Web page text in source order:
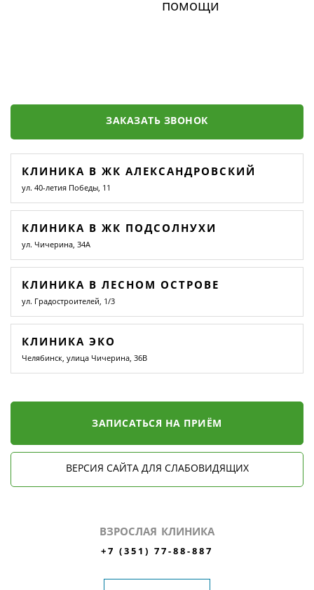
помощи
ЗАКАЗАТЬ ЗВОНОК
КЛИНИКА В ЖК АЛЕКСАНДРОВСКИЙ
ул. 40-летия Победы, 11
КЛИНИКА В ЖК ПОДСОЛНУХИ
ул. Чичерина, 34А
КЛИНИКА В ЛЕСНОМ ОСТРОВЕ
ул. Градостроителей, 1/3
КЛИНИКА ЭКО
Челябинск, улица Чичерина, 36В
ЗАПИСАТЬСЯ НА ПРИЁМ
ВЕРСИЯ САЙТА ДЛЯ СЛАБОВИДЯЩИХ
ВЗРОСЛАЯ КЛИНИКА
+7 (351) 77-88-887